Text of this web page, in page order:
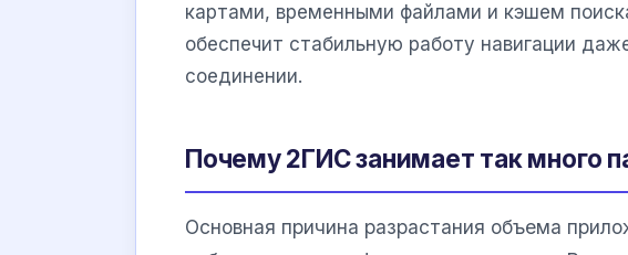
картами, временными файлами и кэшем
обеспечит стабильную работу навигации
соединении.
Почему 2ГИС занимает так много
Основная причина разрастания объема